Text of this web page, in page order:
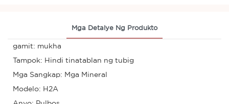
Mga Detalye Ng Produkto
gamit: mukha
Tampok: Hindi tinatablan ng tubig
Mga Sangkap: Mga Mineral
Modelo: H2A